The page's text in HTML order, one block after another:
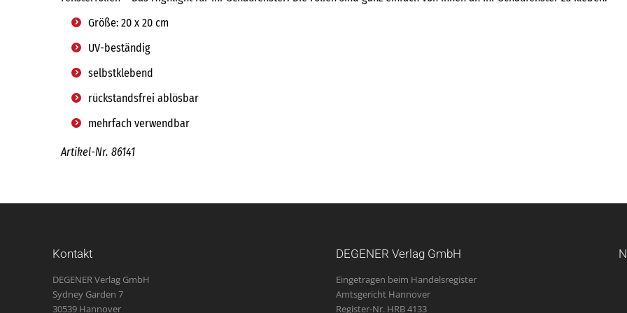
Größe: 20 x 20 cm
UV-beständig
selbstklebend
rückstandsfrei ablösbar
mehrfach verwendbar
Artikel-Nr. 86141
Kontakt
DEGENER Verlag GmbH
Sydney Garden 7
30539 Hannover
DEGENER Verlag GmbH
Eingetragen beim Handelsregister
Amtsgericht Hannover
Register-Nr. HRB 4133